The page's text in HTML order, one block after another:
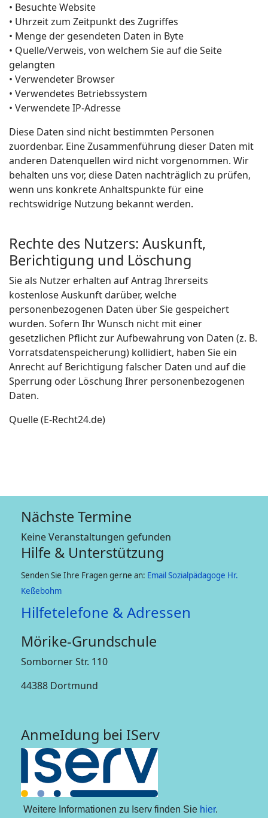
• Besuchte Website
• Uhrzeit zum Zeitpunkt des Zugriffes
• Menge der gesendeten Daten in Byte
• Quelle/Verweis, von welchem Sie auf die Seite
gelangten
• Verwendeter Browser
• Verwendetes Betriebssystem
• Verwendete IP-Adresse
Diese Daten sind nicht bestimmten Personen
zuordenbar. Eine Zusammenführung dieser Daten mit
anderen Datenquellen wird nicht vorgenommen. Wir
behalten uns vor, diese Daten nachträglich zu prüfen,
wenn uns konkrete Anhaltspunkte für eine
rechtswidrige Nutzung bekannt werden.
Rechte des Nutzers: Auskunft,
Berichtigung und Löschung
Sie als Nutzer erhalten auf Antrag Ihrerseits
kostenlose Auskunft darüber, welche
personenbezogenen Daten über Sie gespeichert
wurden. Sofern Ihr Wunsch nicht mit einer
gesetzlichen Pflicht zur Aufbewahrung von Daten (z. B.
Vorratsdatenspeicherung) kollidiert, haben Sie ein
Anrecht auf Berichtigung falscher Daten und auf die
Sperrung oder Löschung Ihrer personenbezogenen
Daten.
Quelle (E-Recht24.de)
Nächste Termine
Keine Veranstaltungen gefunden
Hilfe & Unterstützung
Senden Sie Ihre Fragen gerne an: Email Sozialpädagoge Hr.
Keßebohm
Hilfetelefone & Adressen
Mörike-Grundschule
Somborner Str. 110
44388 Dortmund
AnmeIdung bei IServ
Weitere Informationen zu Iserv finden Sie hier.